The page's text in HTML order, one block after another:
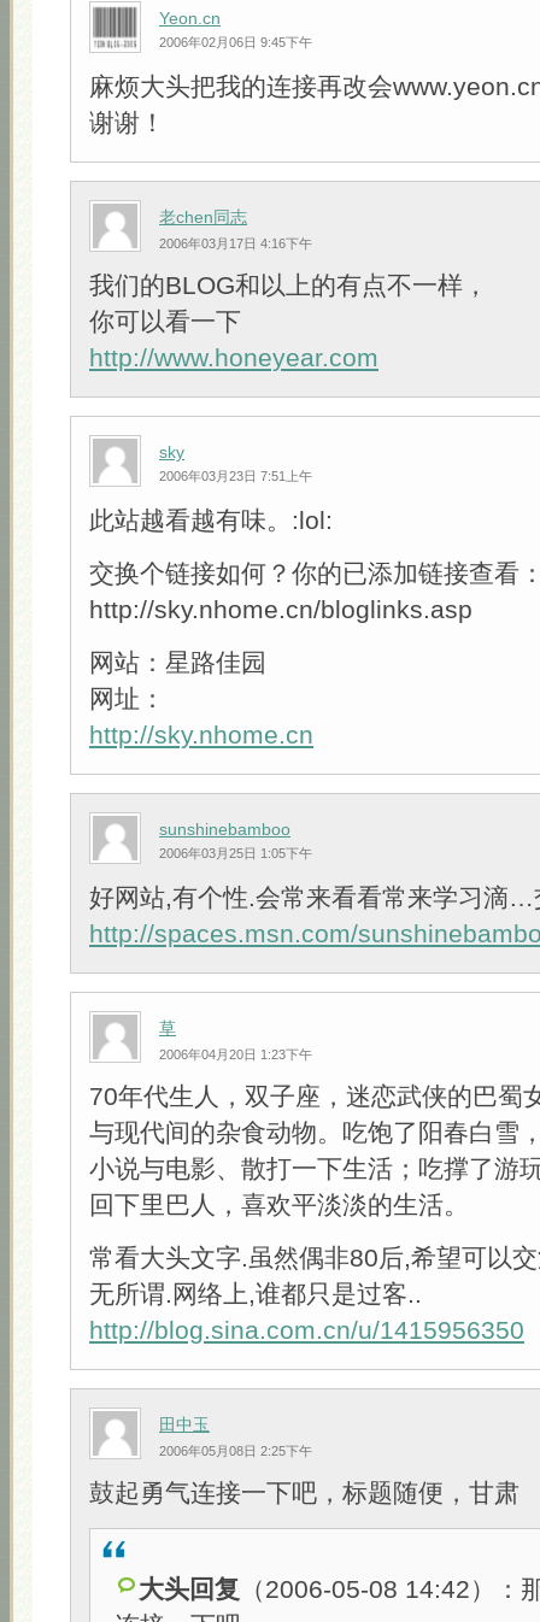
Yeon.cn
2006年02月06日 9:45下午
麻烦大头把我的连接再改会
谢谢！
老chen同志
2006年03月17日 4:16下午
我们的BLOG和以上的有点不一样，
你可以看一下
http://www.honeyear.com
sky
2006年03月23日 7:51上午
此站越看越有味。:lol:
交换个链接如何？你的已添加链接查看
http://sky.nhome.cn/bloglinks.asp
网站：星路佳园
网址：
http://sky.nhome.cn
sunshinebamboo
2006年03月25日 1:05下午
好网站,有个性.会常来看看常来学习滴…
http://spaces.msn.com/
草
2006年04月20日 1:23下午
70年代生人，双子座，迷恋武侠的巴蜀
与现代间的杂食动物。吃饱了阳春白雪
小说与电影、散打一下生活；吃撑了游
回下里巴人，喜欢平淡淡的生活。
常看大头文字.虽然偶非80后,希望可以
无所谓.网络上,谁都只是过客..
http://blog.sina.com.cn/u/1415956350
田中玉
2006年05月08日 2:25下午
鼓起勇气连接一下吧，标题随便，甘肃
大头回复 （2006-05-08 14:42）：